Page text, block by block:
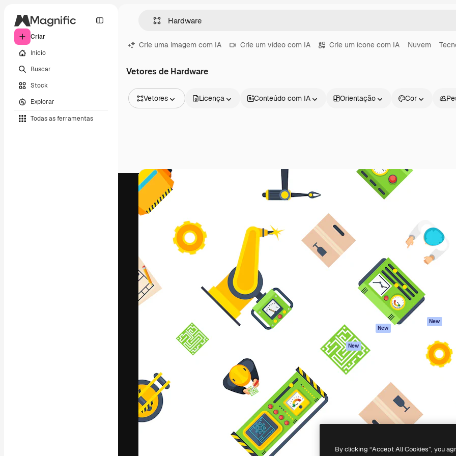
Criar
Início
Buscar
Stock
Explorar
Todas as ferramentas
Crie uma imagem com IA Crie um vídeo com IA Crie um ícone com IA Nuvem
Vetores de Hardware
Vetores
Vídeos
Clipes de vídeo
Animações
Modelos de vídeos
Ícones
Modelos 3D
Licença Conteúdo com IA Orientação Cor
A plataforma criativa para você direcionar
seu melhor trabalho. Mais de 1 milhão de
assinantes entre criativos, empresas,
agências e estúdios.
Português
Produtos
Spaces
Assistente de IA
Gerador de
Gerador de vídeos
Texto para voz
Conteúdo de stock
MCP para
Claude/ChatGPT
New
Agentes New
API
App móvel
ferramentas
Academy
Documentação
Atendimento
Termos e
condições
Política de
privacidade
Originais
New
Central de
confiabilidade
2026Freepik Company S.L.U. Todos os direitos reservados.
By clicking “Accept All Cookies”, you